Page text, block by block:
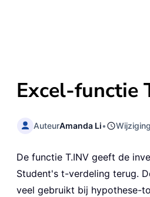
Excel-functie
AuteurAmanda Li•
De functie T.INV geeft de
Student's t-verdeling terug.
veel gebruikt bij hypothese-